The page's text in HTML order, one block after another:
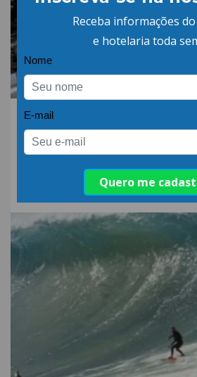
06.AGO.26 | POR: ABIH-SC
Qual a
detergente
neutro?